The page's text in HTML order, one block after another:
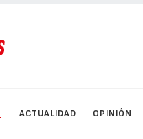
ACTUALIDAD OPINIÓN